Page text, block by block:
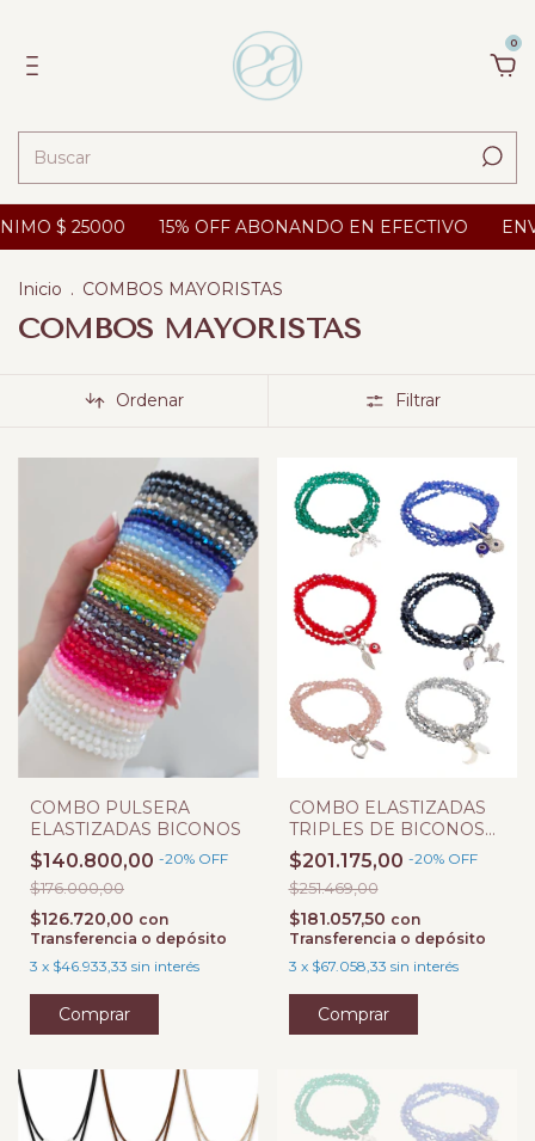
0
25000 15% OFF ABONANDO EN EFECTIVO ENVIOS
Inicio . COMBOS MAYORISTAS
COMBOS MAYORISTAS
Ordenar Filtrar
COMBO PULSERA
ELASTIZADAS BICONOS
$140.800,00 -20% OFF
$176.000,00
$126.720,00 con
Transferencia o depósito
3 x $46.933,33 sin interés
COMBO ELASTIZADAS
TRIPLES DE BICONOS
CRISTAL Y DIJES
$201.175,00 -20% OFF
$251.469,00
$181.057,50 con
Transferencia o depósito
3 x $67.058,33 sin interés